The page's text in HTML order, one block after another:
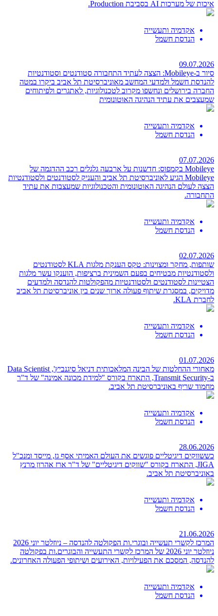
איכות של מערכות AI בסביבת Production.
אקדמיה ותעשייה
הנדסת חשמל
09.07.2026
סיור ב-Mobileye: הצצה לעתיד התחבורה
סטודנטים וסטודנטיות
להנדסת חשמל ולמדעי המחשב מאוניברסיטת תל אביב ביקרו במטה
החברה בירושלים ונחשפו מקרוב לטכנולוגיות, לאתגרים ולפיתוחים
שמעצבים את עתיד הנהיגה האוטונומית
אקדמיה ותעשייה
הנדסת חשמל
07.07.2026
Mobileye בקמפוס: חדשנות על ארבעה גלגלים
רכב ההדגמה של
Mobileye הגיע לאוניברסיטת תל אביב והעניק לסטודנטים ולסטודנטיות
הצצה לעולם הנהיגה האוטונומית והטכנולוגיות שמעצבות את עתיד
התחבורה.
אקדמיה ותעשייה
הנדסת חשמל
02.07.2026
שותפות, מחקר ומצוינות: טקס הענקת מלגות KLA לסטודנטים
ולסטודנטיות מבטיחים בפעם השמינית ברציפות, הוענקו עשר מלגות
הצטיינות לסטודנטים ולסטודנטיות מהפקולטות להנדסה ולמדעים
מדויקים, במסגרת שיתוף פעולה ארוך שנים בין אוניברסיטת תל אביב
לחברת KLA.
אקדמיה ותעשייה
הנדסת חשמל
01.07.2026
מאחורי ההחלטות של הבינה המלאכותית
דניאל סיגנביץ', Data Scientist
ב-Transmit Security, התארח בקורס "למידת מכונה אמינה" של ד"ר
מחמוד שריף באוניברסיטת תל אביב.
אקדמיה ותעשייה
הנדסת חשמל
28.06.2026
כששווקים דיגיטליים פוגשים את העולם האמיתי אסף גז, מייסד ומנכ"ל
JIGA, התארח בקורס "שווקים דיגיטליים" של ד"ר ארז אהרון מרנץ
באוניברסיטת תל אביב.
אקדמיה ותעשייה
הנדסת חשמל
21.06.2026
המרכז לקשרי תעשייה ובוגרי.ות הפקולטה להנדסה – ניוזלטר יוני 2026
ניוזלטר יוני 2026 של המרכז לקשרי התעשייה והבוגרים.ות בפקולטה
להנדסה, המסכם את הפעילויות, האירועים ושיתופי הפעולה האחרונים.
אקדמיה ותעשייה
הנדסת חשמל